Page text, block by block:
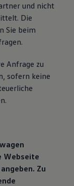
und nicht
Die
Sie beim
Anfrage zu
sofern keine
Webseite
Zu